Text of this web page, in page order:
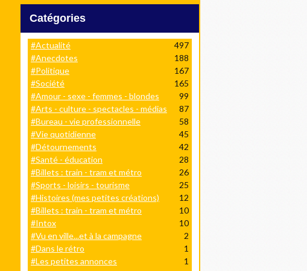
Catégories
#Actualité
497
#Anecdotes
188
#Politique
167
#Société
165
#Amour - sexe - femmes - blondes
99
#Arts - culture - spectacles - médias
87
#Bureau - vie professionnelle
58
#Vie quotidienne
45
#Détournements
42
#Santé - éducation
28
#Billets : train - tram et métro
26
#Sports - loisirs - tourisme
25
#Histoires (mes petites créations)
12
#Billets : train - tram et métro
10
#Intox
10
#Vu en ville...et à la campagne
2
#Dans le rétro
1
#Les petites annonces
1